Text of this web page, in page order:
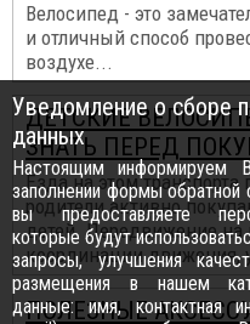
Велосипед - это
и отличный способ
воздухе...
ДЕТСКИЕ
ЗНАТЬ ПЕРЕД
Езда на этом транспорта
родители активно
детей. Передвижение на
координации
ПОЛЕЗНЫЕ
Уведомление о сборе
данных
Настоящим
заполнении формы обратной
вы предоставляете
которые будут
запросы, улучшения
размещения в нашем
данные: имя, контактная